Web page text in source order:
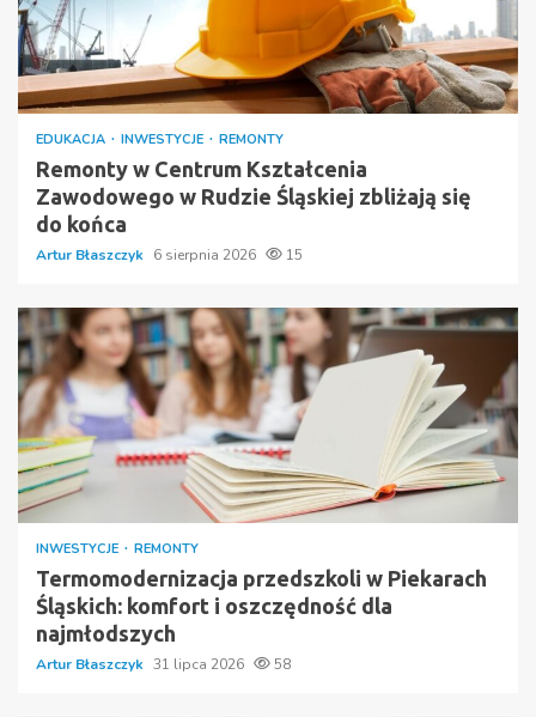
EDUKACJA INWESTYCJE REMONTY
Remonty w Centrum Kształcenia
Zawodowego w Rudzie Śląskiej zbliżają się
do końca
Artur Błaszczyk 6 sierpnia 2026 15
INWESTYCJE REMONTY
Termomodernizacja przedszkoli w Piekarach
Śląskich: komfort i oszczędność dla
najmłodszych
Artur Błaszczyk 31 lipca 2026 58